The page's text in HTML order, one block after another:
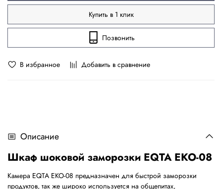
В избранное Добавить в сравнение
Купить в 1 клик
Позвонить
Описание
Шкаф шоковой заморозки EQTA EKO-08
Камера EQTA EKO-08 предназначен для быстрой заморозки
продуктов, так же широко используется на общепитах,